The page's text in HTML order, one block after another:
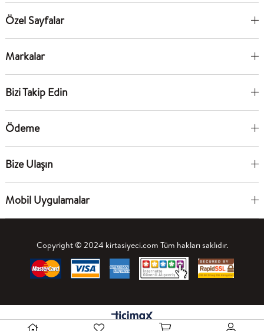
Özel Sayfalar
Markalar
Bizi Takip Edin
Ödeme
Bize Ulaşın
Mobil Uygulamalar
Copyright © 2024 kirtasiyeci.com Tüm hakları saklıdır.